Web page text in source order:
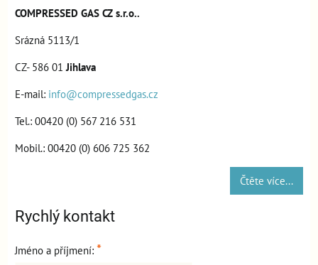
COMPRESSED GAS CZ s.r.o..
Srázná 5113/1
CZ- 586 01Jihlava
E-mail: info@compressedgas.cz
Tel.: 00420 (0) 567 216 531
Mobil.: 00420 (0) 606 725 362
Čtěte více...
Rychlý kontakt
Jméno a příjmení: *